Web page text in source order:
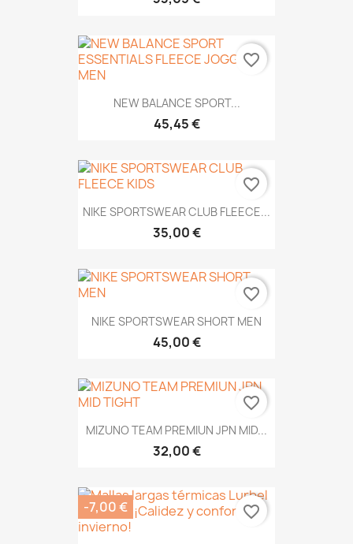
NEW BALANCE SPORT...
45,45 €
favorite_border
NIKE SPORTSWEAR CLUB FLEECE...
35,00 €
favorite_border
NIKE SPORTSWEAR SHORT MEN
45,00 €
favorite_border
MIZUNO TEAM PREMIUN JPN MID...
32,00 €
favorite_border
-7,00 € favorite_border